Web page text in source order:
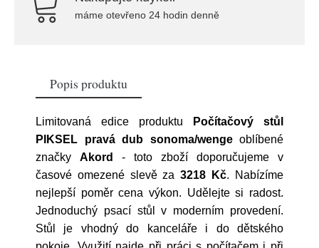
máme otevřeno 24 hodin denně
Popis produktu
Limitovaná edice produktu
Počítačový stůl
PIKSEL pravá dub sonoma/wengeoblíbené
značky Akord
- toto zboží doporučujeme v
časové omezené slevě za3218 Kč. Nabízíme
nejlepší poměr cena výkon. Udělejte si radost.
Jednoduchý psací stůl v moderním provedení.
Stůl je vhodný do kanceláře i do dětského